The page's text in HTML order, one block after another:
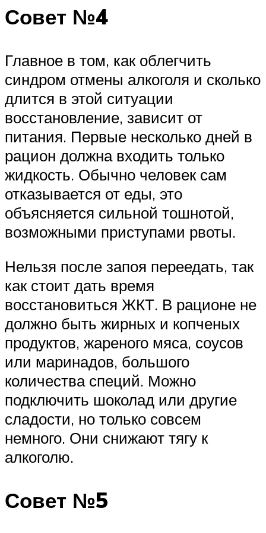
Совет №4
Главное в том, как облегчить
синдром отмены алкоголя и сколько
длится в этой ситуации
восстановление, зависит от
питания. Первые несколько дней в
рацион должна входить только
жидкость. Обычно человек сам
отказывается от еды, это
объясняется сильной тошнотой,
возможными приступами рвоты.
Нельзя после запоя переедать, так
как стоит дать время
восстановиться ЖКТ. В рационе не
должно быть жирных и копченых
продуктов, жареного мяса, соусов
или маринадов, большого
количества специй. Можно
подключить шоколад или другие
сладости, но только совсем
немного. Они снижают тягу к
алкоголю.
Совет №5